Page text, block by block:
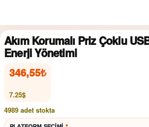
Akım Korumalı Priz Çoklu
Enerji Yönetimi
346,55₺
7.25$
4989 adet stokta